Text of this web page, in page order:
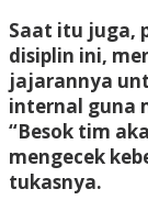
Saat itu juga,
disiplin ini,
jajarannya
internal guna
“Besok tim
mengecek
tukasnya.